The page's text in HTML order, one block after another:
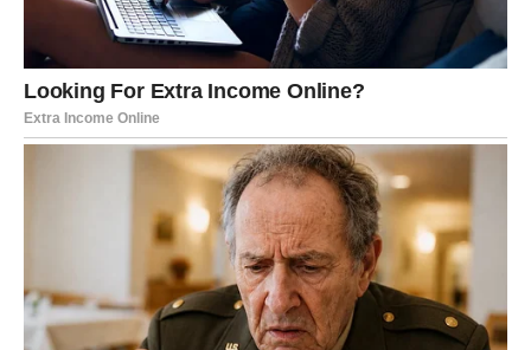
Da nije lako pronaći nekoga ko donosi iskrenost, energiju
i slobodu koju ste vi donosili.
Zato sada osjeća potrebu da se vrati.
Ali razlog povratka nije uvijek dovoljan razlog za novi
ŠTA TREBA DA RADITE?